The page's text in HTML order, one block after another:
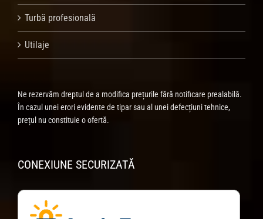
Turbă profesională
Utilaje
Ne rezervăm dreptul de a modifica prețurile fără notificare prealabilă.
În cazul unei erori evidente de tipar sau al unei defecțiuni tehnice,
prețul nu constituie o ofertă.
CONEXIUNE SECURIZATĂ